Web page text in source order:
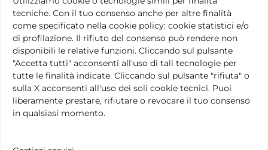
tecniche. Con il tuo consenso anche per altre finalità
come specificato nella cookie policy: cookie statistici e/o
di profilazione. Il rifiuto del consenso può rendere non
disponibili le relative funzioni. Cliccando sul pulsante
"Accetta tutti" acconsenti all'uso di tali tecnologie per
tutte le finalità indicate. Cliccando sul pulsante "rifiuta" o
sulla X acconsenti all'uso dei soli cookie tecnici. Puoi
liberamente prestare, rifiutare o revocare il tuo consenso
in qualsiasi momento.
Fondo Nazionale per lo Spettacolo dal Vivo) che in
nessun modo contempla la ricerca artistica e la
costruzione di una sperimentazione culturale capace
di incidere sulla società. E molti di questi
soccombono in una società darwinianamente legata
all’apparire, al produrre apparenza.
Affinché le pratiche e le metodologie, le teorie e le
strategie messe a punto da centinaia di gruppi nei